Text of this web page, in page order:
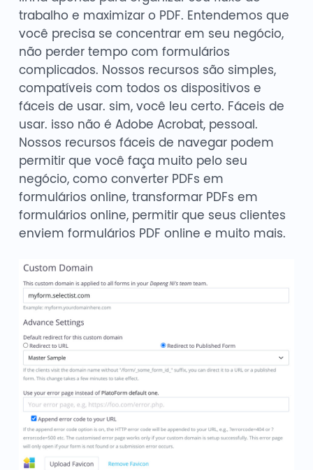
trabalho e maximizar o PDF. Entendemos que
você precisa se concentrar em seu negócio,
não perder tempo com formulários
complicados. Nossos recursos são simples,
compatíveis com todos os dispositivos e
fáceis de usar. sim, você leu certo. Fáceis de
usar. isso não é Adobe Acrobat, pessoal.
Nossos recursos fáceis de navegar podem
permitir que você faça muito pelo seu
negócio, como converter PDFs em
formulários online, transformar PDFs em
formulários online, permitir que seus clientes
enviem formulários PDF online e muito mais.